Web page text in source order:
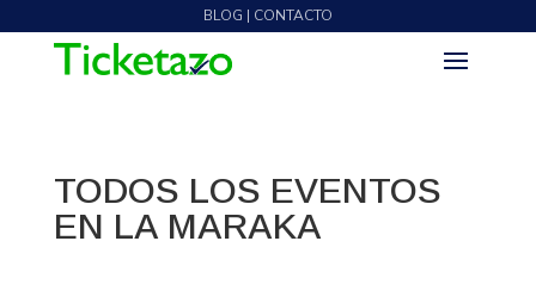
BLOG | CONTACTO
TODOS LOS EVENTOS
EN LA MARAKA